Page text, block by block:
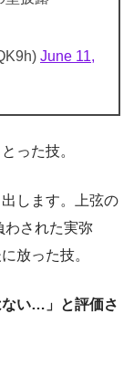
June 11,
った技。
します。上弦の
わされた実弥
放った技。
ない…」と評価さ